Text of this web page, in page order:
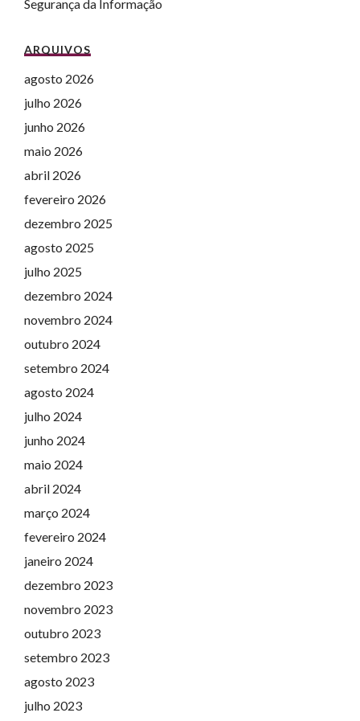
Segurança da Informação
ARQUIVOS
agosto 2026
julho 2026
junho 2026
maio 2026
abril 2026
fevereiro 2026
dezembro 2025
agosto 2025
julho 2025
dezembro 2024
novembro 2024
outubro 2024
setembro 2024
agosto 2024
julho 2024
junho 2024
maio 2024
abril 2024
março 2024
fevereiro 2024
janeiro 2024
dezembro 2023
novembro 2023
outubro 2023
setembro 2023
agosto 2023
julho 2023